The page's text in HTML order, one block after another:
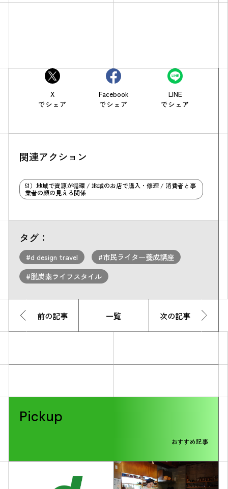
X
でシェア
Facebook
でシェア
LINE
でシェア
関連アクション
51）地域で資源が循環 / 地域のお店で購入・修理 / 消費者と事
業者の顔の見える関係
タグ：
#d design travel
#市民ライター養成講座
#脱炭素ライフスタイル
前の記事 一覧 次の記事
Pickup
おすすめ記事